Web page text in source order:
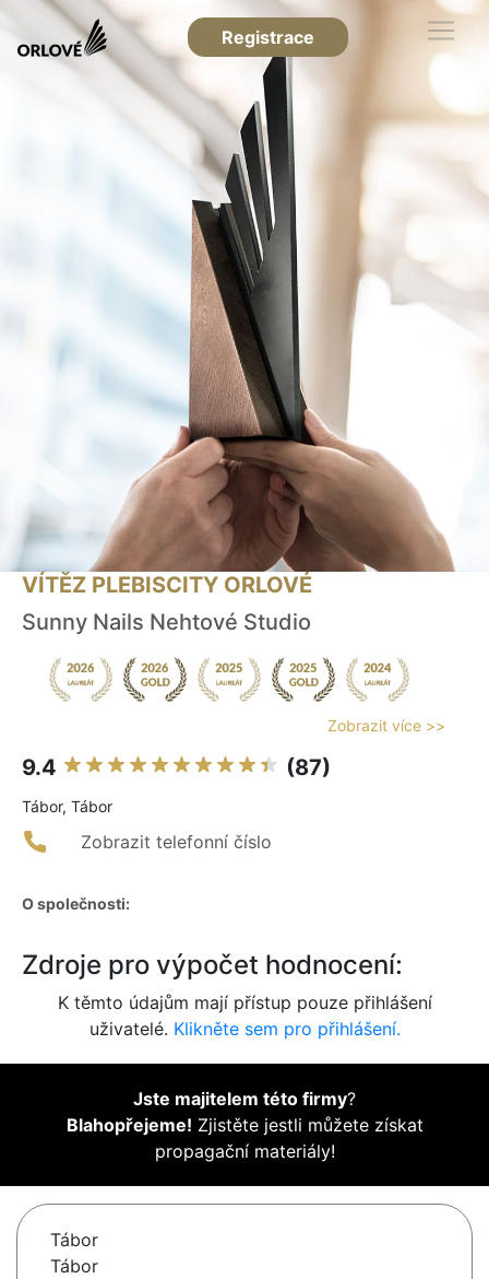
Registrace
VÍTĚZ PLEBISCITY ORLOVÉ
Sunny Nails Nehtové Studio
Zobrazit více >>
9.4 (87)
Tábor, Tábor
Zobrazit telefonní číslo
O společnosti:
Zdroje pro výpočet hodnocení:
K těmto údajům mají přístup pouze přihlášení
uživatelé. Klikněte sem pro přihlášení.
Jste majitelem této firmy?
Blahopřejeme! Zjistěte jestli můžete získat
propagační materiály!
Tábor
Tábor